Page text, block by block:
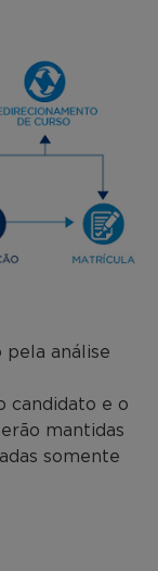
pela análise
candidato e o
mantidas
somente